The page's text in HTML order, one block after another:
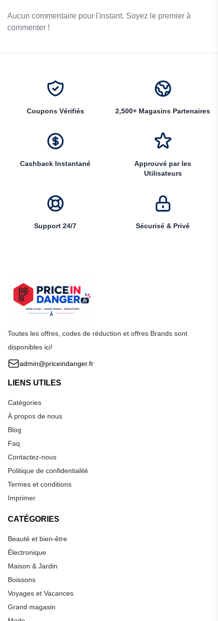
Aucun commentaire pour l'instant. Soyez le premier à
commenter !
Coupons Vérifiés 2,500+ Magasins Partenaires
Cashback Instantané
Approuvé par les
Utilisateurs
Support 24/7 Sécurisé & Privé
Toutes les offres, codes de réduction et offres Brands sont
disponibles ici!
admin@priceindanger.fr
LIENS UTILES
Catégories
À propos de nous
Blog
Faq
Contactez-nous
Politique de confidentialité
Termes et conditions
Imprimer
CATÉGORIES
Beauté et bien-être
Électronique
Maison & Jardin
Boissons
Voyages et Vacances
Grand magasin